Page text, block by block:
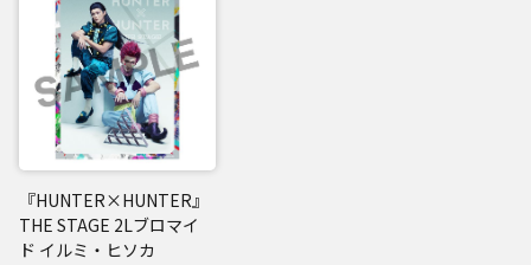
『HUNTER×HUNTER』
THE STAGE 2Lブロマイ
ド イルミ・ヒソカ